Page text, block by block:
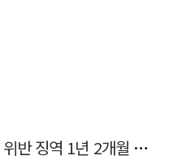
송영길 전 보좌관, 정치자금법 위반 징역 1년 2개월 확정